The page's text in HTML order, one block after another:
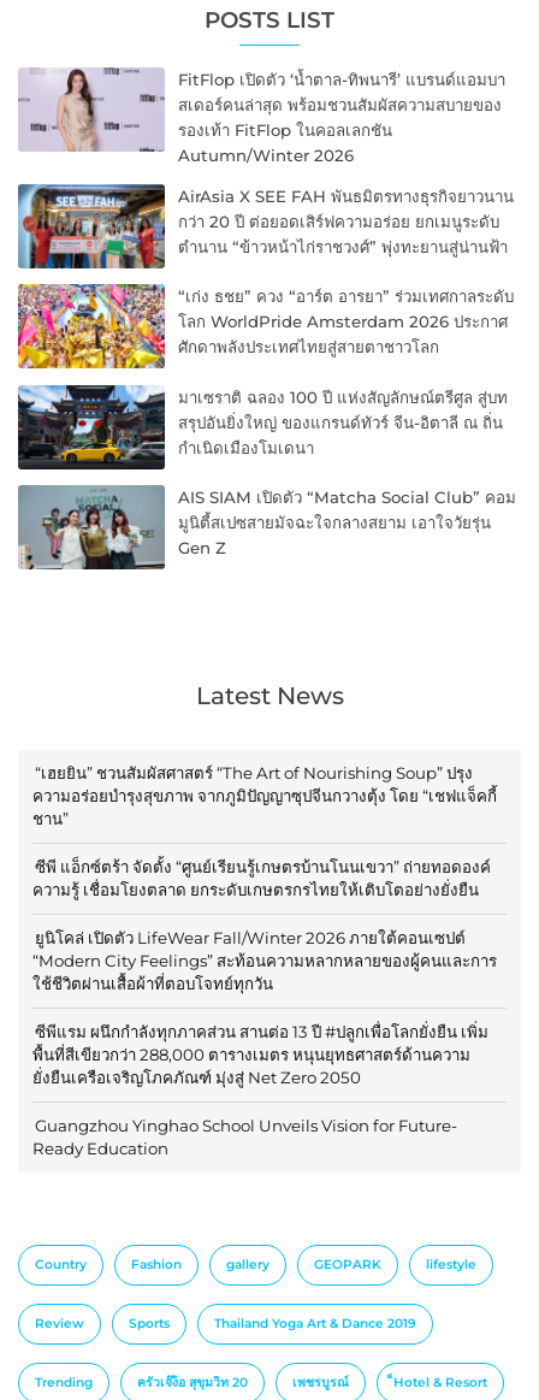
POSTS LIST
FitFlop เปิดตัว ‘น้ำตาล-ทิพนารี’ แบรนด์แอมบา
สเดอร์คนล่าสุด พร้อมชวนสัมผัสความสบายของ
รองเท้า FitFlop ในคอลเลกชัน
Autumn/Winter 2026
AirAsia X SEE FAH พันธมิตรทางธุรกิจยาวนาน
กว่า 20 ปี ต่อยอดเสิร์ฟความอร่อย ยกเมนูระดับ
ตำนาน “ข้าวหน้าไก่ราชวงศ์” พุ่งทะยานสู่น่านฟ้า
“เก่ง ธชย” ควง “อาร์ต อารยา” ร่วมเทศกาลระดับ
โลก WorldPride Amsterdam 2026 ประกาศ
ศักดาพลังประเทศไทยสู่สายตาชาวโลก
มาเซราติ ฉลอง 100 ปี แห่งสัญลักษณ์ตรีศูล สู่บท
สรุปอันยิ่งใหญ่ ของแกรนด์ทัวร์ จีน-อิตาลี ณ ถิ่น
กำเนิดเมืองโมเดนา
AIS SIAM เปิดตัว “Matcha Social Club” คอม
มูนิตี้สเปซสายมัจฉะใจกลางสยาม เอาใจวัยรุ่น
Gen Z
Latest News
“เฮยยิน” ชวนสัมผัสศาสตร์ “The Art of Nourishing Soup” ปรุง
ความอร่อยบำรุงสุขภาพ จากภูมิปัญญาซุปจีนกวางตุ้ง โดย “เชฟแจ็คกี้
ชาน”
ซีพี แอ็กซ์ตร้า จัดตั้ง “ศูนย์เรียนรู้เกษตรบ้านโนนเขวา” ถ่ายทอดองค์
ความรู้ เชื่อมโยงตลาด ยกระดับเกษตรกรไทยให้เติบโตอย่างยั่งยืน
ยูนิโคล่ เปิดตัว LifeWear Fall/Winter 2026 ภายใต้คอนเซปต์
“Modern City Feelings” สะท้อนความหลากหลายของผู้คนและการ
ใช้ชีวิตผ่านเสื้อผ้าที่ตอบโจทย์ทุกวัน
ซีพีแรม ผนึกกำลังทุกภาคส่วน สานต่อ 13 ปี #ปลูกเพื่อโลกยั่งยืน เพิ่ม
พื้นที่สีเขียวกว่า 288,000 ตารางเมตร หนุนยุทธศาสตร์ด้านความ
ยั่งยืนเครือเจริญโภคภัณฑ์ มุ่งสู่ Net Zero 2050
Guangzhou Yinghao School Unveils Vision for Future-
Ready Education
Country Fashion gallery GEOPARK lifestyle
Review Sports Thailand Yoga Art & Dance 2019
Trending ครัวเจ๊ง้อ สุขุมวิท 20 เพชรบูรณ์ ็Hotel & Resort